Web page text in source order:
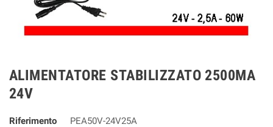
ALIMENTATORE STABILIZZATO 2500MA
24V
Riferimento PEA50V-24V25A